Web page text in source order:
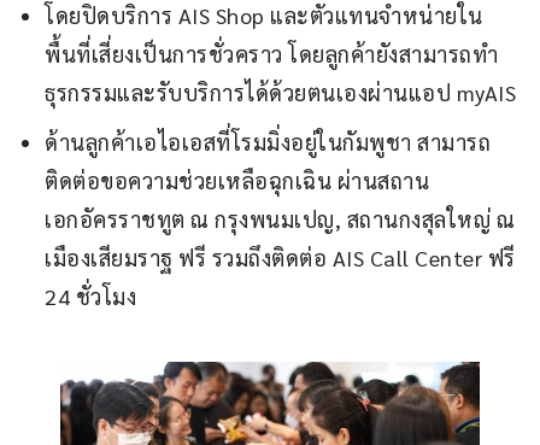
โดยปิดบริการ AIS Shop และตัวแทนจำหน่ายใน
พื้นที่เสี่ยงเป็นการชั่วคราว โดยลูกค้ายังสามารถทำ
ธุรกรรมและรับบริการได้ด้วยตนเองผ่านแอป myAIS
ด้านลูกค้าเอไอเอสที่โรมมิ่งอยู่ในกัมพูชา สามารถ
ติดต่อขอความช่วยเหลือฉุกเฉิน ผ่านสถาน
เอกอัครราชทูต ณ กรุงพนมเปญ, สถานกงสุลใหญ่ ณ
เมืองเสียมราฐ ฟรี รวมถึงติดต่อ AIS Call Center ฟรี
24 ชั่วโมง